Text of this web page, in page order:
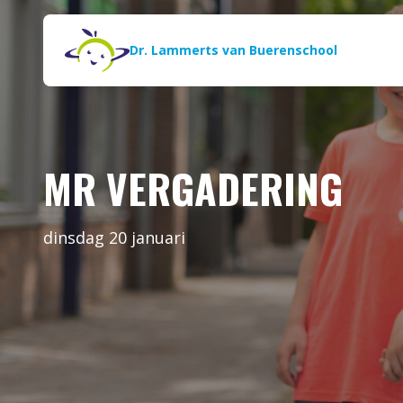
Naar de inhoud
Dr. Lammerts van Buerenschool
MR VERGADERING
dinsdag 20 januari